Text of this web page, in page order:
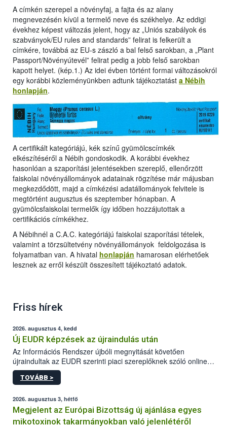
A címkén szerepel a növényfaj, a fajta és az alany
megnevezésén kívül a termelő neve és székhelye. Az eddigi
évekhez képest változás jelent, hogy az „Uniós szabályok és
szabványok/EU rules and standards” felirat is felkerült a
címkére, továbbá az EU-s zászló a bal felső sarokban, a „Plant
Passport/Növényútevél” felirat pedig a jobb felső sarokban
kapott helyet. (kép.1.) Az idei évben történt formai változásokról
egy korábbi közleményünkben adtunk tájékoztatást a Nébih
honlapján.
A certifikált kategóriájú, kék színű gyümölcscímkék
elkészítéséről a Nébih gondoskodik. A korábbi évekhez
hasonlóan a szaporítási jelentésekben szereplő, ellenőrzött
faiskolai növényállományok adatainak rögzítése már májusban
megkezdődött, majd a címkézési adatállományok felvitele is
megtörtént augusztus és szeptember hónapban. A
gyümölcsfaiskolai termelők így időben hozzájutottak a
certifikációs címkékhez.
A Nébihnél a C.A.C. kategóriájú faiskolai szaporítási tételek,
valamint a törzsültetvény növényállományok feldolgozása is
folyamatban van. A hivatal honlapján hamarosan elérhetőek
lesznek az erről készült összesített tájékoztató adatok.
Friss hírek
2026. augusztus 4, kedd
Új EUDR képzések az újraindulás után
Az Információs Rendszer újbóli megnyitását követően
újraindultak az EUDR szerinti piaci szereplőknek szóló online
képzések.
TOVÁBB >
2026. augusztus 3, hétfő
Megjelent az Európai Bizottság új ajánlása egyes
mikotoxinok takarmányokban való jelenlétéről